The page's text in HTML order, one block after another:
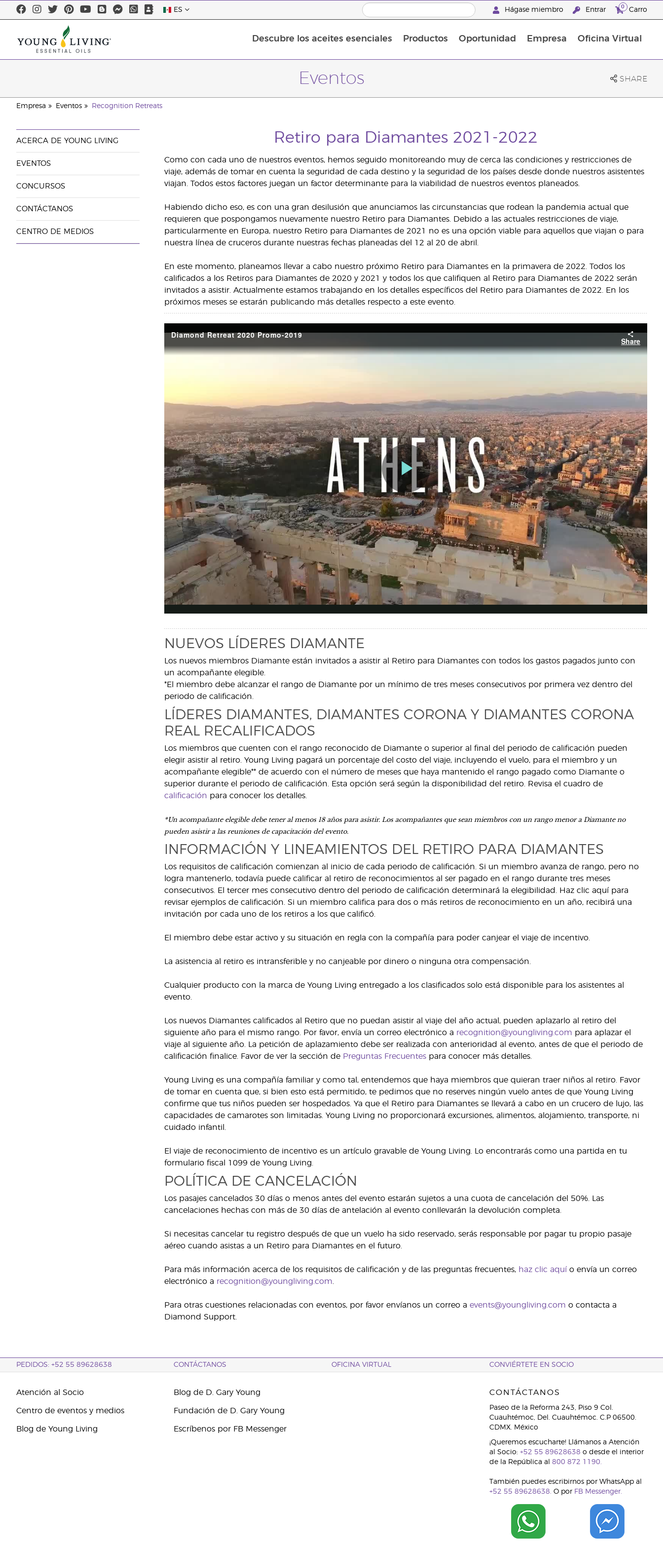
ES Hágase miembro Entrar 0 Carro
Descubre los aceites esenciales Productos Oportunidad Empresa Oficina Virtual
Eventos SHARE
Empresa Eventos Recognition Retreats
ACERCA DE YOUNG LIVING
EVENTOS
CONCURSOS
CONTÁCTANOS
CENTRO DE MEDIOS
Retiro para Diamantes 2021-2022
Como con cada uno de nuestros eventos, hemos seguido monitoreando muy de cerca las condiciones y restricciones de
viaje, además de tomar en cuenta la seguridad de cada destino y la seguridad de los países desde donde nuestros asistentes
viajan. Todos estos factores juegan un factor determinante para la viabilidad de nuestros eventos planeados.
Habiendo dicho eso, es con una gran desilusión que anunciamos las circunstancias que rodean la pandemia actual que
requieren que pospongamos nuevamente nuestro Retiro para Diamantes. Debido a las actuales restricciones de viaje,
particularmente en Europa, nuestro Retiro para Diamantes de 2021 no es una opción viable para aquellos que viajan o para
nuestra línea de cruceros durante nuestras fechas planeadas del 12 al 20 de abril.
En este momento, planeamos llevar a cabo nuestro próximo Retiro para Diamantes en la primavera de 2022. Todos los
calificados a los Retiros para Diamantes de 2020 y 2021 y todos los que califiquen al Retiro para Diamantes de 2022 serán
invitados a asistir. Actualmente estamos trabajando en los detalles específicos del Retiro para Diamantes de 2022. En los
próximos meses se estarán publicando más detalles respecto a este evento.
NUEVOS LÍDERES DIAMANTE
Los nuevos miembros Diamante están invitados a asistir al Retiro para Diamantes con todos los gastos pagados junto con
un acompañante elegible.
*El miembro debe alcanzar el rango de Diamante por un mínimo de tres meses consecutivos por primera vez dentro del
periodo de calificación.
LÍDERES DIAMANTES, DIAMANTES CORONA Y DIAMANTES CORONA
REAL RECALIFICADOS
Los miembros que cuenten con el rango reconocido de Diamante o superior al final del periodo de calificación pueden
elegir asistir al retiro. Young Living pagará un porcentaje del costo del viaje, incluyendo el vuelo, para el miembro y un
acompañante elegible** de acuerdo con el número de meses que haya mantenido el rango pagado como Diamante o
superior durante el periodo de calificación. Esta opción será según la disponibilidad del retiro. Revisa el cuadro de
calificación para conocer los detalles.
*Un acompañante elegible debe tener al menos 18 años para asistir. Los acompañantes que sean miembros con un rango menor a Diamante no
pueden asistir a las reuniones de capacitación del evento.
INFORMACIÓN Y LINEAMIENTOS DEL RETIRO PARA DIAMANTES
Los requisitos de calificación comienzan al inicio de cada periodo de calificación. Si un miembro avanza de rango, pero no
logra mantenerlo, todavía puede calificar al retiro de reconocimientos al ser pagado en el rango durante tres meses
consecutivos. El tercer mes consecutivo dentro del periodo de calificación determinará la elegibilidad. Haz clic aquí para
revisar ejemplos de calificación. Si un miembro califica para dos o más retiros de reconocimiento en un año, recibirá una
invitación por cada uno de los retiros a los que calificó.
El miembro debe estar activo y su situación en regla con la compañía para poder canjear el viaje de incentivo.
La asistencia al retiro es intransferible y no canjeable por dinero o ninguna otra compensación.
Cualquier producto con la marca de Young Living entregado a los clasificados solo está disponible para los asistentes al
evento.
Los nuevos Diamantes calificados al Retiro que no puedan asistir al viaje del año actual, pueden aplazarlo al retiro del
siguiente año para el mismo rango. Por favor, envía un correo electrónico a recognition@youngliving.com para aplazar el
viaje al siguiente año. La petición de aplazamiento debe ser realizada con anterioridad al evento, antes de que el periodo de
calificación finalice. Favor de ver la sección de Preguntas Frecuentespara conocer más detalles.
Young Living es una compañía familiar y como tal, entendemos que haya miembros que quieran traer niños al retiro. Favor
de tomar en cuenta que, si bien esto está permitido, te pedimos que no reserves ningún vuelo antes de que Young Living
confirme que tus niños pueden ser hospedados. Ya que el Retiro para Diamantes se llevará a cabo en un crucero de lujo, las
capacidades de camarotes son limitadas. Young Living no proporcionará excursiones, alimentos, alojamiento, transporte, ni
cuidado infantil.
El viaje de reconocimiento de incentivo es un artículo gravable de Young Living. Lo encontrarás como una partida en tu
formulario fiscal 1099 de Young Living.
POLÍTICA DE CANCELACIÓN
Los pasajes cancelados 30 días o menos antes del evento estarán sujetos a una cuota de cancelación del 50%. Las
cancelaciones hechas con más de 30 días de antelación al evento conllevarán la devolución completa.
Si necesitas cancelar tu registro después de que un vuelo ha sido reservado, serás responsable por pagar tu propio pasaje
aéreo cuando asistas a un Retiro para Diamantes en el futuro.
Para más información acerca de los requisitos de calificación y de las preguntas frecuentes, haz clic aquío envía un correo
electrónico a recognition@youngliving.com
Para otras cuestiones relacionadas con eventos, por favor envíanos un correo a events@youngliving.com o contacta a
Diamond Support.
PEDIDOS: +52 55 89628638 CONTÁCTANOS OFICINA VIRTUAL CONVIÉRTETE EN SOCIO
Atención al Socio
Centro de eventos y medios
Blog de Young Living
Blog de D. Gary Young
Fundación de D. Gary Young
Escríbenos por FB Messenger
CONTÁCTANOS
Paseo de la Reforma 243, Piso 9 Col.
Cuauhtémoc, Del. Cuauhtémoc. C.P 06500.
CDMX. México
¡Queremos escucharte! Llámanos a Atención
al Socio: +52 55 89628638 o desde el interior
de la República al 800 872 1190.
También puedes escribirnos por WhatsApp al
+52 55 89628638. O por FB Messenger.